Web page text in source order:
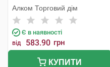
Алком Торговий дім
Є в наявності
від 583.90 грн
КУПИТИ